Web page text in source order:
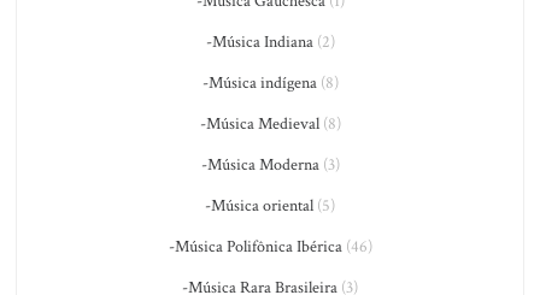
-Música Indiana(2)
-Música indígena(8)
-Música Medieval(8)
-Música Moderna(3)
-Música oriental (5)
-Música Polifônica Ibérica(46)
-Música Rara Brasileira (3)